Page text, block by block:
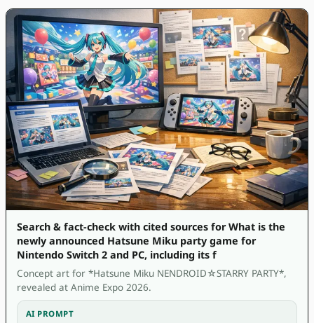
Search & fact-check with cited sources for What is the
newly announced Hatsune Miku party game for
Nintendo Switch 2 and PC, including its f
Concept art for *Hatsune Miku NENDROID☆STARRY PARTY*,
revealed at Anime Expo 2026.
AI PROMPT